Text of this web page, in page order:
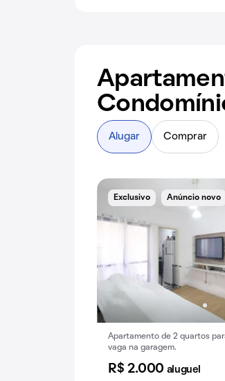
Exclusivo Anúncio novo
Apartamento de 2 quartos
vaga na garagem.
R$ 2.000 aluguel
Alugar Comprar